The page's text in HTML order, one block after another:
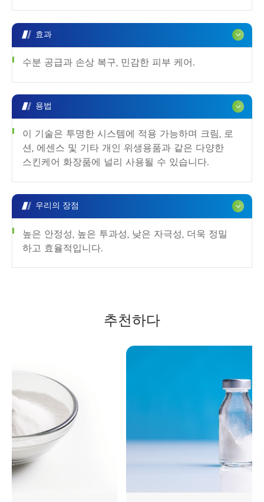
효과
수분 공급과 손상 복구, 민감한 피부 케어.
용법
이 기술은 투명한 시스템에 적용 가능하며 크림, 로
션, 에센스 및 기타 개인 위생용품과 같은 다양한
스킨케어 화장품에 널리 사용될 수 있습니다.
우리의 장점
높은 안정성, 높은 투과성, 낮은 자극성, 더욱 정밀
하고 효율적입니다.
추천하다